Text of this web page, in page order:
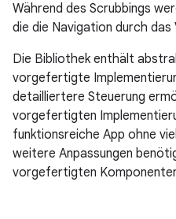
Während des Scrubbings
die die Navigation durch
Die Bibliothek enthält
vorgefertigte
detailliertere Steuerung
vorgefertigten
funktionsreiche App ohne
weitere Anpassungen
vorgefertigten